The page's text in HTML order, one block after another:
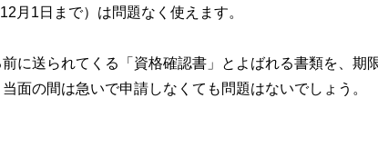
月1日まで）は問題なく使えます。
に送られてくる「資格確認書」とよばれる書類を、期
面の間は急いで申請しなくても問題はないでしょう。